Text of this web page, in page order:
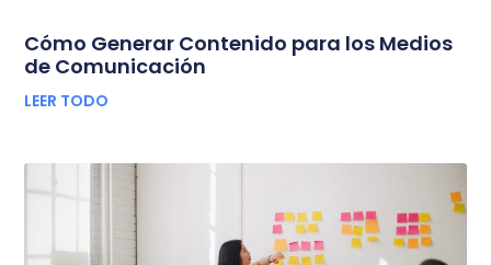
Cómo Generar Contenido para los Medios
de Comunicación
LEER TODO